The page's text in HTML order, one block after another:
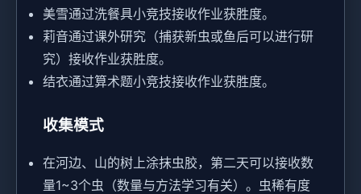
美雪通过洗餐具小竞技接收作业获胜度。
莉音通过课外研究（捕获新虫或鱼后可以进行研
究）接收作业获胜度。
结衣通过算术题小竞技接收作业获胜度。
收集模式
在河边、山的树上涂抹虫胶，第二天可以接收数
量1~3个虫（数量与方法学习有关）。虫稀有度